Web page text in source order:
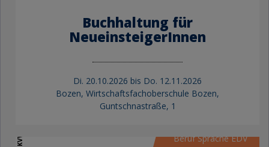
Buchhaltung für
NeueinsteigerInnen
Di. 20.10.2026 bis Do. 12.11.2026
Bozen, Wirtschaftsfachoberschule Bozen,
Guntschnastraße, 1
KVW Bildung Beruf Sprache EDV